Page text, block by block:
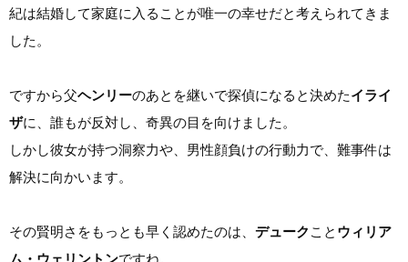
紀は結婚して家庭に入ることが唯一の幸せだと考えられてきま
した。
ですから父ヘンリーのあとを継いで探偵になると決めたイライ
ザに、誰もが反対し、奇異の目を向けました。
しかし彼女が持つ洞察力や、男性顔負けの行動力で、難事件は
解決に向かいます。
その賢明さをもっとも早く認めたのは、 デューク こと ウィリア
ム・ウェリントンですね。